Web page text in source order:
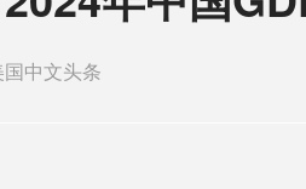
中文头条